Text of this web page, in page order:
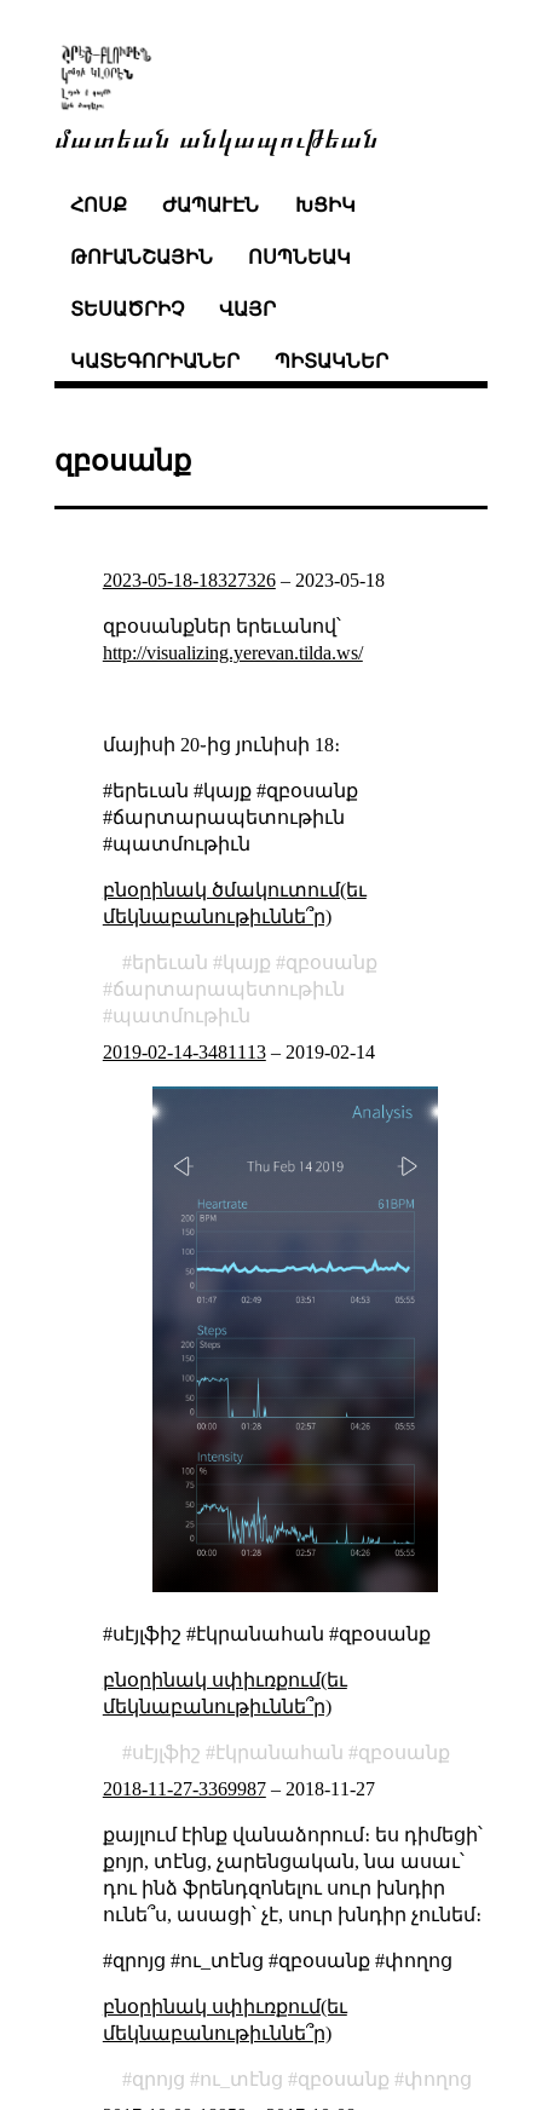
մատեան անկապութեան
ՀՈՍՔ ԺԱՊԱՒԷՆ ԽՑԻԿ
ԹՈՒԱՆՇԱՅԻՆ ՈՍՊՆԵԱԿ
ՏԵՍԱԾՐԻՉ ՎԱՅՐ
ԿԱՏԵԳՈՐԻԱՆԵՐ ՊԻՏԱԿՆԵՐ
զբօսանք
2023-05-18-18327326– 2023-05-18
զբօսանքներ երեւանով՝
http://visualizing.yerevan.tilda.ws/
մայիսի 20֊ից յունիսի 18։
#երեւան #կայք #զբօսանք
#ճարտարապետութիւն
#պատմութիւն
բնօրինակ ծմակուտում(եւ
մեկնաբանութիւննե՞ր)
երեւան կայք
զբօսանք
ճարտարապետութիւն
պատմութիւն
2019-02-14-3481113– 2019-02-14
#սէյլֆիշ #էկրանահան #զբօսանք
բնօրինակ սփիւռքում(եւ
մեկնաբանութիւննե՞ր)
սէյլֆիշ էկրանահան
զբօսանք
2018-11-27-3369987– 2018-11-27
քայլում էինք վանաձորում։ ես դիմեցի՝
քոյր, տէնց, չարենցական, նա ասաւ՝
դու ինձ ֆրենդզոնելու սուր խնդիր
ունե՞ս, ասացի՝ չէ, սուր խնդիր չունեմ։
#զրոյց #ու_տէնց #զբօսանք #փողոց
բնօրինակ սփիւռքում(եւ
մեկնաբանութիւննե՞ր)
զրոյց ու_տէնց զբօսանք
փողոց